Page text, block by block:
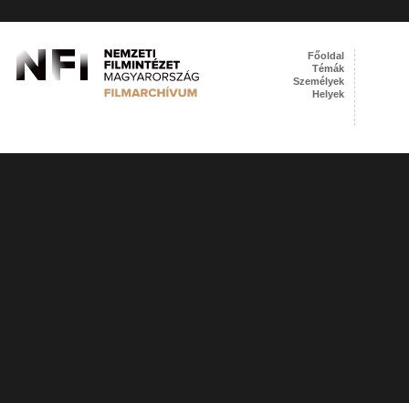
Főoldal
Témák
Személyek
Helyek